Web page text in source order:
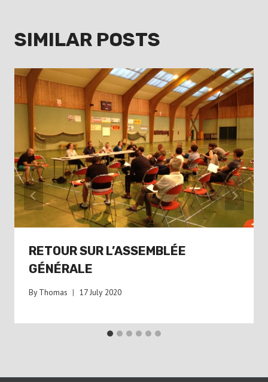
SIMILAR POSTS
RETOUR SUR L’ASSEMBLÉE
GÉNÉRALE
By Thomas 17 July 2020